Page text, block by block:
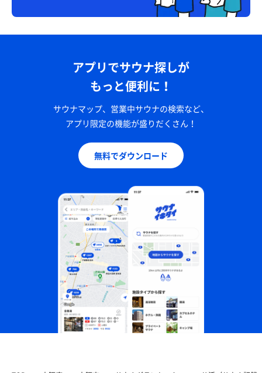
アプリでサウナ探しが
もっと便利に！
サウナマップ、営業中サウナの検索など、
アプリ限定の機能が盛りだくさん！
無料でダウンロード